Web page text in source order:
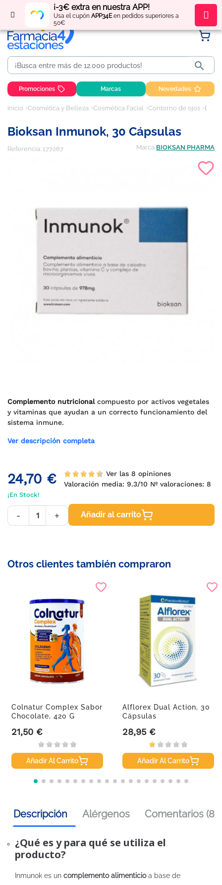
¡-3€ extra en nuestra APP!
Usa el cupón APP34Een pedidos superiores a
50€
Regístratey obténpuntos por tus compras

Promociones Marcas Novedades
Inicio Cosmética y Belleza Cosmética Facial Contorno de ojos
Bioksan Inmunok, 30 Cápsulas
Referencia: 177267 Marca BIOKSAN PHARMA
Complemento nutricional compuesto por activos vegetales
y vitaminas que ayudan a un correcto funcionamiento del
sistema inmune.
Ver descripción completa
24,70 €
Ver las 8 opiniones
Valoración media: 9.3/10 Nº valoraciones: 8
¡En Stock!
- + Añadir al carrito
Otros clientes también compraron
Colnatur Complex Sabor
Chocolate, 420 G
Precio
21,50 €
Añadir Al Carrito
Alflorex Dual Action, 30
Cápsulas
Precio
28,95 €
Añadir Al Carrito
Descripción Alérgenos Comentarios (8)
¿Qué es y para qué se utiliza el
producto?
Inmunok es un complemento alimenticioa base de